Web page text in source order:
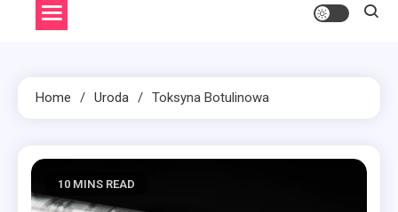
Home Uroda Toksyna Botulinowa
10 MINS READ